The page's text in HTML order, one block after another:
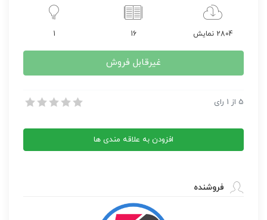
2804 نمایش 16
1
غیرقابل فروش
تعبیر خواب
5 از 1 رای
افزودن به علاقه مندی ها
فروشنده